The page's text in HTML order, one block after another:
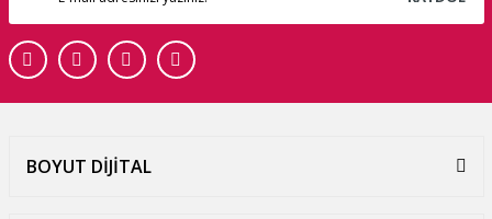
BOYUT DİJİTAL